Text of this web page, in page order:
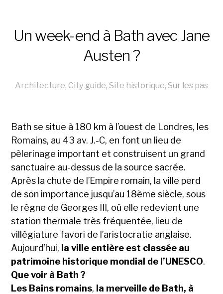
Un week-end à Bath avec Jane
Austen ?
Architecture, City guide, Site historique, Sur les pas
Bath se situe à 180 km à l’ouest de Londres, les
Romains, au 43 av. J.-C, en font un lieu de
pèlerinage important et construisent un grand
sanctuaire au-dessus de la source sacrée.
Après la chute de l’Empire romain, la ville perd
de son importance jusqu’au 18ème siècle, sous
le règne de Georges III, où elle redevient une
station thermale très fréquentée, lieu de
villégiature favori de l’aristocratie anglaise.
Aujourd’hui, la ville entière est classée au
patrimoine historique mondial de l’UNESCO.
Que voir à Bath ?
Les Bains romains, la merveille de Bath, à